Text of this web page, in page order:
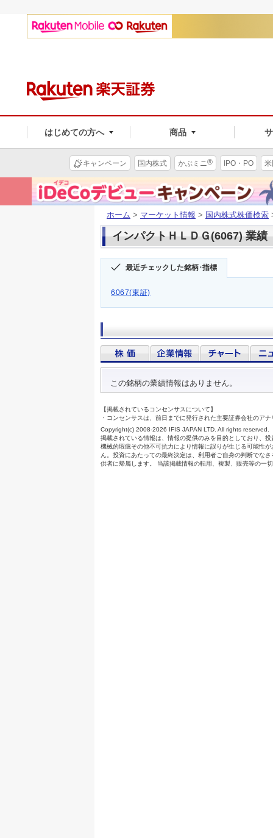
はじめての方へ 商品
キャンペーン 国内株式 かぶミニ® IPO・PO
ホーム > マーケット情報 > 国内株式株価検索
インパクトＨＬＤＧ(6067) 業績
最近チェックした銘柄･指標
6067(東証)